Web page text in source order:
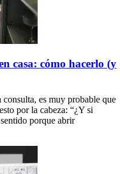
casa: cómo hacerlo (y
consulta, es muy probable que
por la cabeza: “¿Y si
porque abrir